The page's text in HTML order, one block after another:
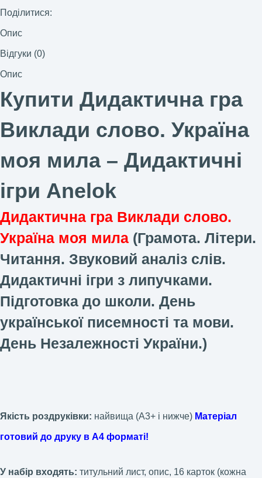
Поділитися:
Опис
Відгуки (0)
Опис
Купити Дидактична гра
Виклади слово. Україна
моя мила – Дидактичні
ігри Anelok
Дидактична гра Виклади слово.
Україна моя мила (Грамота. Літери.
Читання. Звуковий аналіз слів.
Дидактичні ігри з липучками.
Підготовка до школи. День
української писемності та мови.
День Незалежності України.)
Якість роздруківки: найвища (А3+ і нижче) Матеріал
готовий до друку в А4 форматі!
У набір входять: титульний лист, опис, 16 карток (кожна